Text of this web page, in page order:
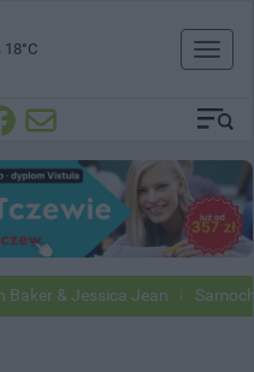
18°C
Toggle
& Jessica Jean